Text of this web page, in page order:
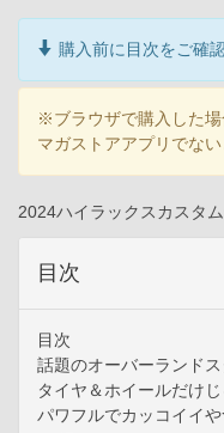
購入前に目次をご確
※ブラウザで購入した
マガストアアプリでな
2024ハイラックスカスタ
目次
目次
話題のオーバーランドス
タイヤ＆ホイールだけ
パワフルでカッコイイ